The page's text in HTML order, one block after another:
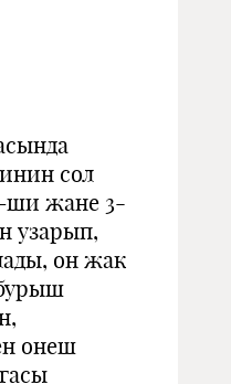
сол
жане 3-
узарып,
он жак
онеш